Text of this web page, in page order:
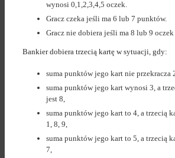
wynosi 0,1,2,3,4,5 oczek.
Gracz czeka jeśli ma 6 lub 7 punktów.
Gracz nie dobiera jeśli ma 8 lub 9 oczek
Bankier dobiera trzecią kartę w sytuacji, gdy:
suma punktów jego kart nie przekracza
suma punktów jego kart wynosi 3, a
jest 8,
suma punktów jego kart to 4, a trzecią
1, 8, 9,
suma punktów jego kart to 5, a trzecią
7,